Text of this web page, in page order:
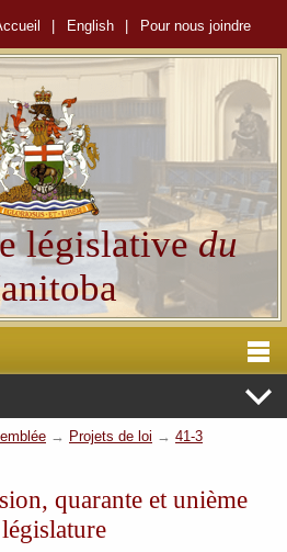
English Pour nous joindre
législativedu
→ Projets de loi → 41-3
quarante et unième
législature